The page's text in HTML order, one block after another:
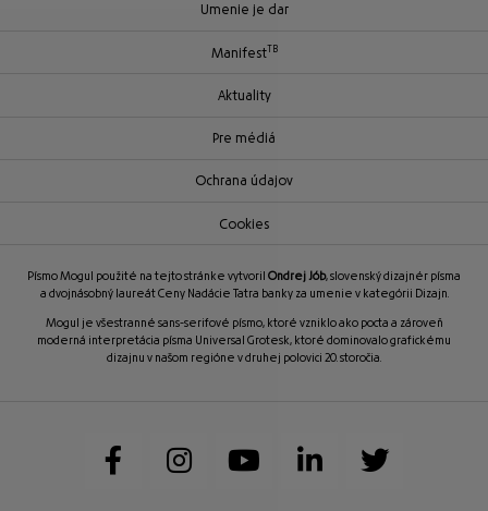
Umenie je dar
ManifestTB
Aktuality
Pre médiá
Ochrana údajov
Cookies
Písmo Mogul použité na tejto stránke vytvoril Ondrej Jób, slovenský dizajnér písma
a dvojnásobný laureát Ceny Nadácie Tatra banky za umenie v kategórii Dizajn.
Mogul je všestranné sans-serifové písmo, ktoré vzniklo ako pocta a zároveň
moderná interpretácia písma Universal Grotesk, ktoré dominovalo grafickému
dizajnu v našom regióne v druhej polovici 20. storočia.